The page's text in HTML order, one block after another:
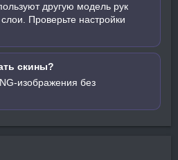
другую модель рук
Проверьте настройки
скины?
изображения без